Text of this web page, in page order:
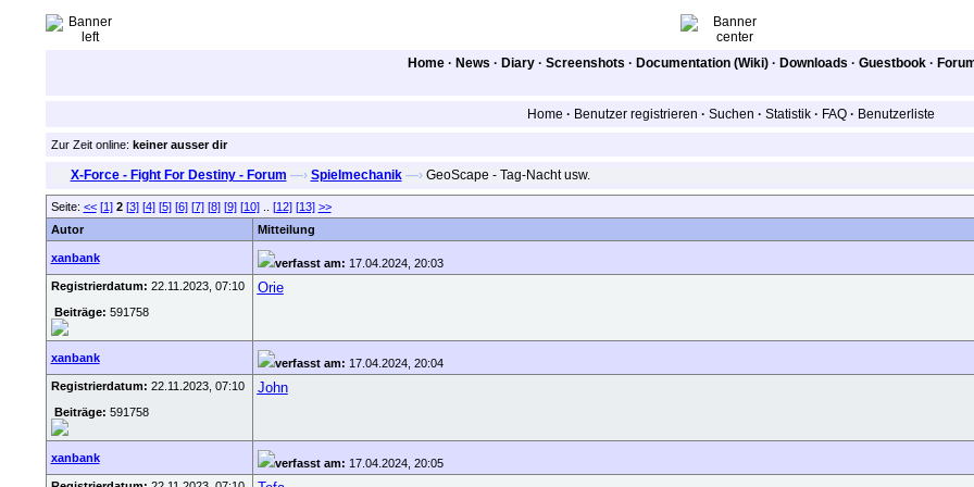
Home · News · Diary · Screenshots · Documentation (Wiki) · Downloads · Guestbook ·
Home · Benutzer registrieren · Suchen · Statistik · FAQ · Benutzerliste
Zur Zeit online: keiner ausser dir
X-Force - Fight For Destiny - Forum —› Spielmechanik —›GeoScape - Tag-Nacht usw.
Seite: << [1] 2 [3] [4] [5] [6] [7] [8] [9] [10].. [12] [13] >>
Autor
Mitteilung
xanbank verfasst am: 17.04.2024, 20:03
Registrierdatum: 22.11.2023, 07:10
Beiträge: 591758
Orie
xanbank verfasst am: 17.04.2024, 20:04
Registrierdatum: 22.11.2023, 07:10
Beiträge: 591758
John
xanbank verfasst am: 17.04.2024, 20:05